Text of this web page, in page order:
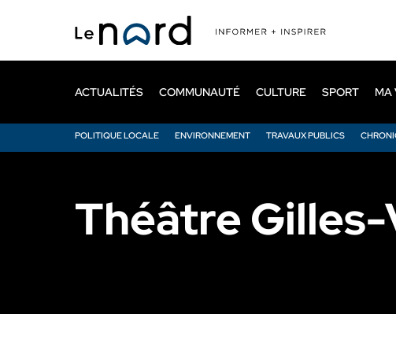
principal
ACTUALITÉS
POLITIQUE LOCALE ENVIRONNEMENT TRAVAUX PUBLICS
COMMUNAUTÉ CULTURE SPORT MA
Théâtre